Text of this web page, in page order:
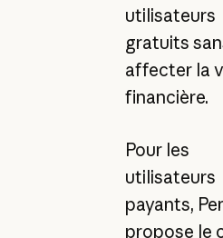
utilisateurs
gratuits
affecter la
financière.
Pour les
utilisateurs
payants,
propose le